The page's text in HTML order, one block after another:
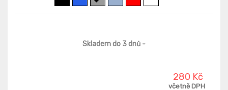
Skladem do 3 dnů -
280 Kč
včetně DPH